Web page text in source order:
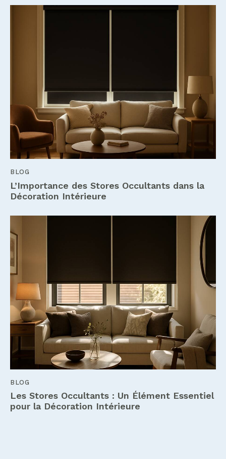
BLOG
L’Importance des Stores Occultants dans la
Décoration Intérieure
BLOG
Les Stores Occultants : Un Élément Essentiel
pour la Décoration Intérieure